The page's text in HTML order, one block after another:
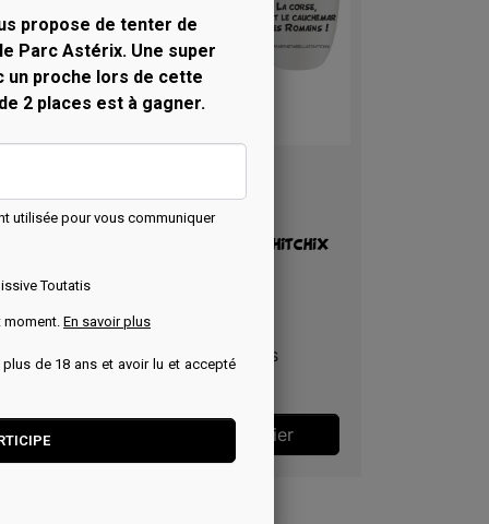
irréductibles -
Ocatarinetabellatchitchix
Hachette Collections
Ajouter au panier
propose de tenter de
Parc Astérix. Une super
proche lors de cette
2 places est à gagner.
utilisée pour vous communiquer
Toutatis
moment. En savoir plus
de 18 ans et avoir lu et accepté